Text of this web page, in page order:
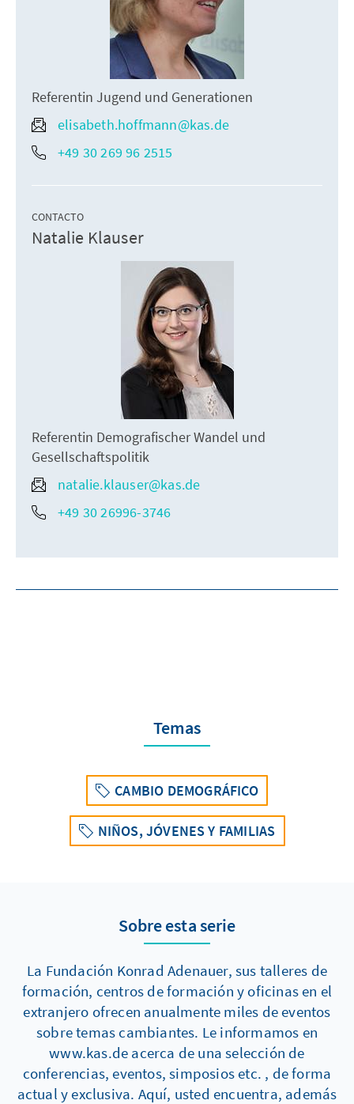
Referentin Jugend und Generationen
elisabeth.hoffmann@kas.de
+49 30 269 96 2515
CONTACTO
Natalie Klauser
Referentin Demografischer Wandel und
Gesellschaftspolitik
natalie.klauser@kas.de
+49 30 26996-3746
Temas
CAMBIO DEMOGRÁFICO
NIÑOS, JÓVENES Y FAMILIAS
Sobre esta serie
La Fundación Konrad Adenauer, sus talleres de
formación, centros de formación y oficinas en el
extranjero ofrecen anualmente miles de eventos
sobre temas cambiantes. Le informamos en
www.kas.de acerca de una selección de
conferencias, eventos, simposios etc. , de forma
actual y exclusiva. Aquí, usted encuentra, además